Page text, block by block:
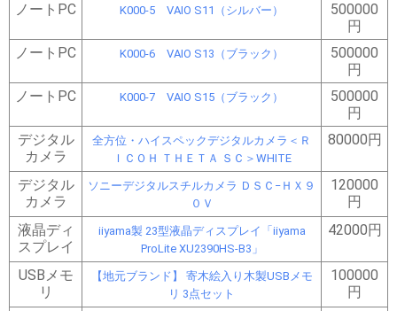
ノートPC
K000-5 VAIO S11（シルバー）
500000
円
ノートPC
K000-6 VAIO S13（ブラック）
500000
円
ノートPC
K000-7 VAIO S15（ブラック）
500000
円
デジタル
カメラ
全方位・ハイスペックデジタルカメラ＜Ｒ
ＩＣＯＨ ＴＨＥＴＡ ＳＣ＞WHITE
80000円
デジタル
カメラ
ソニーデジタルスチルカメラ ＤＳＣ−ＨＸ９
０Ｖ
120000
円
液晶ディ
スプレイ
iiyama製 23型液晶ディスプレイ「iiyama
ProLite XU2390HS-B3」
42000円
USBメモ
リ
【地元ブランド】 寄木絵入り木製USBメモ
リ 3点セット
100000
円